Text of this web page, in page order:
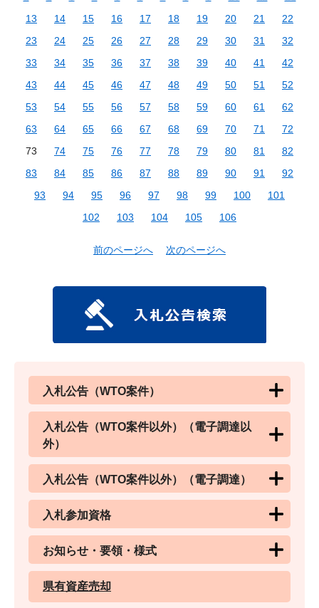
13
14 15 16 17 18 19 20 21
22
23
24 25 26 27 28 29 30 31
32
33
34 35 36 37 38 39 40 41
42
43
44 45 46 47 48 49 50 51
52
53
54 55 56 57 58 59 60 61
62
63
64 65 66 67 68 69 70 71
72
73
74 75 76 77 78 79 80 81
82
83
84 85 86 87 88 89 90 91
92
93
94 95 96 97 98 99 100
101
102
103 104 105 106
前のページへ 次のページへ
入札公告（WTO案件）
入札公告（WTO案件以外）（電子調達以
外）
入札公告（WTO案件以外）（電子調達）
入札参加資格
お知らせ・要領・様式
県有資産売却